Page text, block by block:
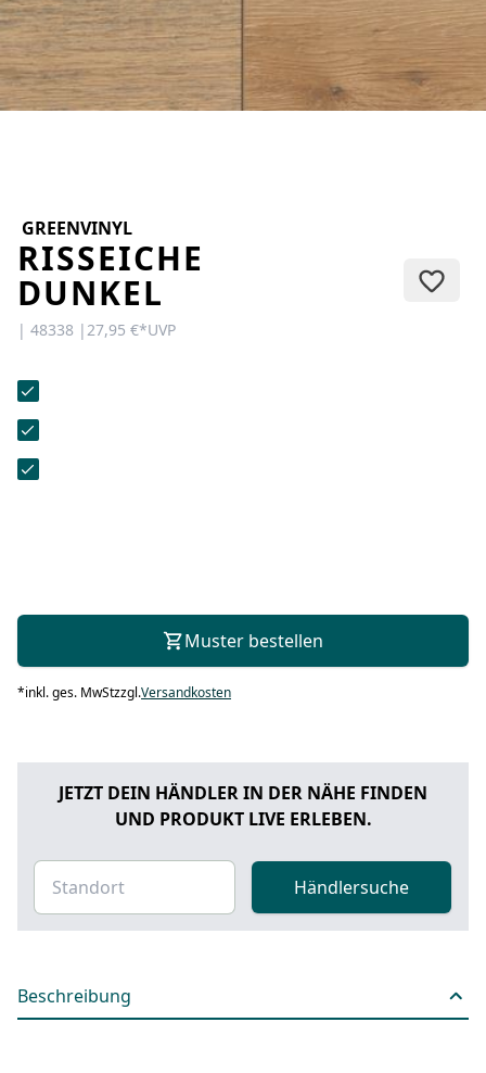
KONTAKT
Sie haben Fragen oder wünschen
eine persönliche Beratung?
Unser Team ist für Sie da –
unser Kontaktformular.
GREENVINYL
RISSEICHE
DUNKEL
| 48338 | 27,95 €*UVP
Muster bestellen
*inkl. ges. MwStzzgl.Versandkosten
JETZT DEIN HÄNDLER IN DER NÄHE FINDEN
UND PRODUKT LIVE ERLEBEN.
Händlersuche
Beschreibung